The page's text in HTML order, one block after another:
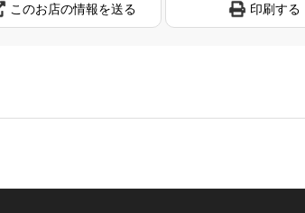
このお店の情報を送る 印刷する